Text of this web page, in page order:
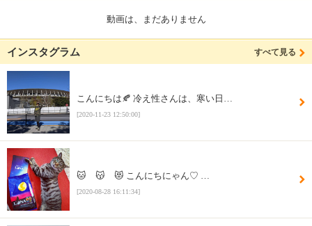
動画は、まだありません
インスタグラム すべて見る
こんにちは🍂 冷え性さんは、寒い日…
[2020-11-23 12:50:00]
🐱 😽 😻 こんにちにゃん♡ …
[2020-08-28 16:11:34]